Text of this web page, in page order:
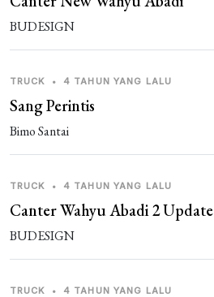
BUDESIGN
TRUCK • 4 TAHUN YANG LALU
Sang Perintis
Bimo Santai
TRUCK • 4 TAHUN YANG LALU
Canter Wahyu Abadi 2 Update
BUDESIGN
TRUCK • 4 TAHUN YANG LALU